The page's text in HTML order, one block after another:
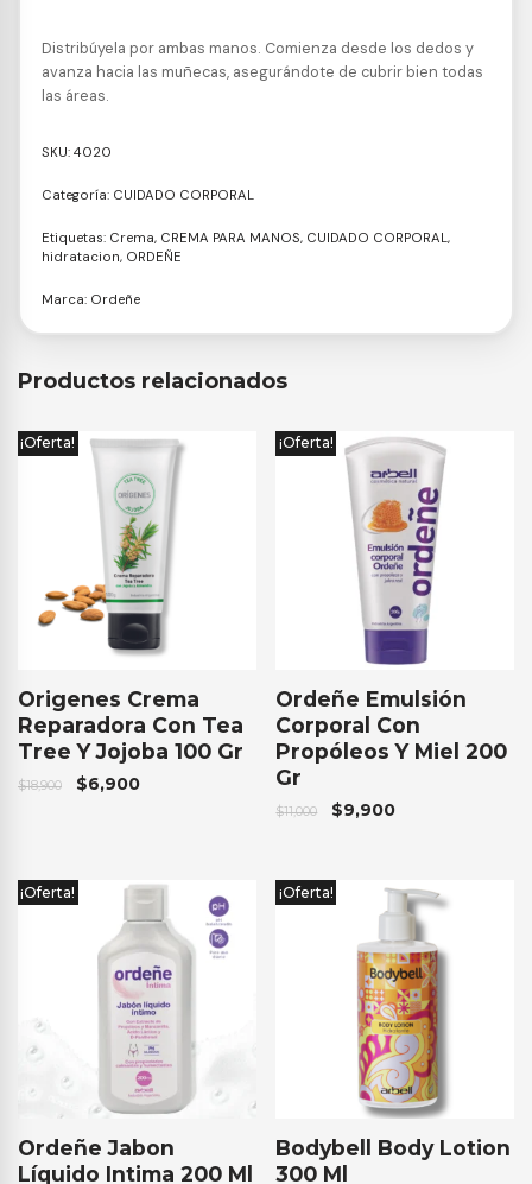
Distribúyela por ambas manos. Comienza desde los dedos y
avanza hacia las muñecas, asegurándote de cubrir bien todas
las áreas.
SKU: 4020
Categoría: CUIDADO CORPORAL
Etiquetas: Crema, CREMA PARA MANOS, CUIDADO CORPORAL,
hidratacion, ORDEÑE
Marca: Ordeñe
Productos relacionados
¡Oferta!
Origenes Crema
Reparadora Con Tea
Tree Y Jojoba 100 Gr
$18,900 $6,900
¡Oferta!
Ordeñe Emulsión
Corporal Con
Propóleos Y Miel 200
Gr
$11,000 $9,900
¡Oferta!
Ordeñe Jabon
Líquido Intima 200 Ml
¡Oferta!
Bodybell Body Lotion
300 Ml